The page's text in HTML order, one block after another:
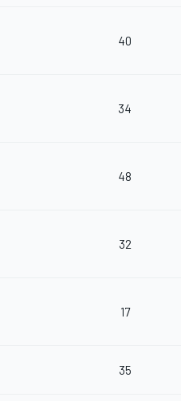
40
34
48
32
17
35